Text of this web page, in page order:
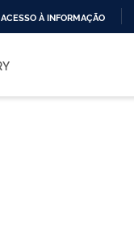
ACESSO À INFORMAÇÃO